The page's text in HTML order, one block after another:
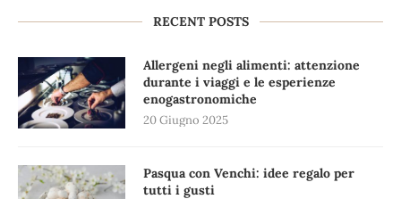
RECENT POSTS
Allergeni negli alimenti: attenzione
durante i viaggi e le esperienze
enogastronomiche
20 Giugno 2025
Pasqua con Venchi: idee regalo per
tutti i gusti